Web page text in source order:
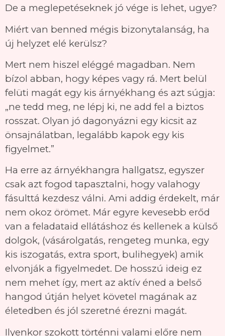
De a meglepetéseknek jó vége is lehet, ugye?
Miért van benned mégis bizonytalanság, ha
új helyzet elé kerülsz?
Mert nem hiszel eléggé magadban. Nem
bízol abban, hogy képes vagy rá. Mert belül
felüti magát egy kis árnyékhang és azt súgja:
„ne tedd meg, ne lépj ki, ne add fel a biztos
rosszat. Olyan jó dagonyázni egy kicsit az
önsajnálatban, legalább kapok egy kis
figyelmet.”
Ha erre az árnyékhangra hallgatsz, egyszer
csak azt fogod tapasztalni, hogy valahogy
fásulttá kezdesz válni. Ami addig érdekelt, már
nem okoz örömet. Már egyre kevesebb erőd
van a feladataid ellátáshoz és kellenek a külső
dolgok, (vásárolgatás, rengeteg munka, egy
kis iszogatás, extra sport, bulihegyek) amik
elvonják a figyelmedet. De hosszú ideig ez
nem mehet így, mert az aktív éned a belső
hangod útján helyet követel magának az
életedben és jól szeretné érezni magát.
Ilyenkor szokott történni valami előre nem